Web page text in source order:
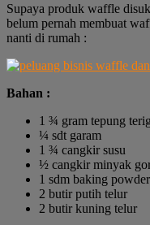
Supaya produk waffle
belum pernah membuat
nanti di rumah :
Bahan :
1 ¾ gram tepung
¼ sdt garam
1 ¾ cangkir susu
½ cangkir minyak
1 sdm baking powder
2 butir putih telur
2 butir kuning telur